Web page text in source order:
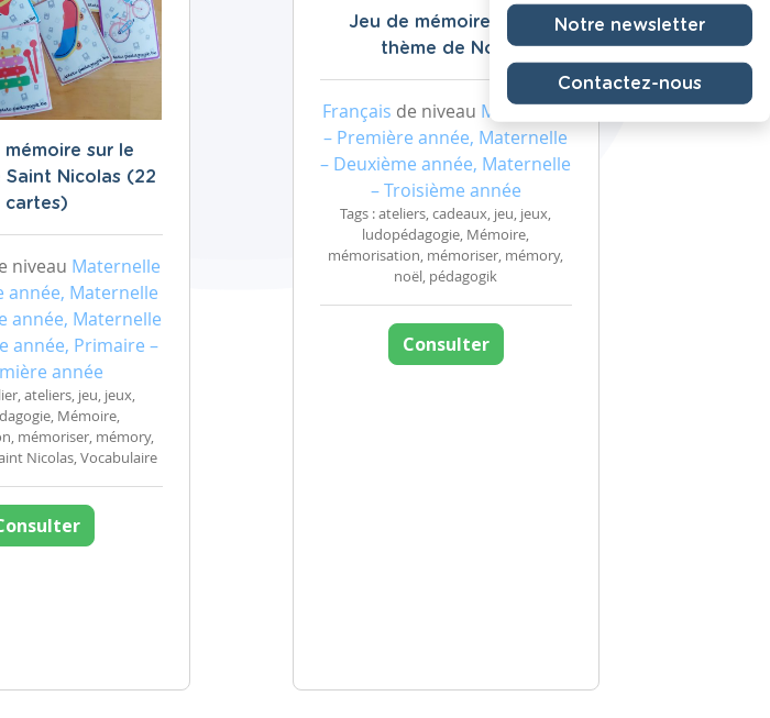
mémoire sur le
Saint Nicolas (22
cartes)
niveau Maternelle
année, Maternelle
année, Maternelle
année, Primaire –
année
ateliers, jeu, jeux,
Mémoire,
mémoriser, mémory,
Nicolas, Vocabulaire
Jeu de mémoire sur le
thème de Noël
Français de niveau Maternelle
– Première année, Maternelle
– Deuxième année, Maternelle
– Troisième année
Tags : ateliers, cadeaux, jeu, jeux,
ludopédagogie, Mémoire,
mémorisation, mémoriser, mémory,
noël, pédagogik
Consulter
Notre newsletter
Contactez-nous